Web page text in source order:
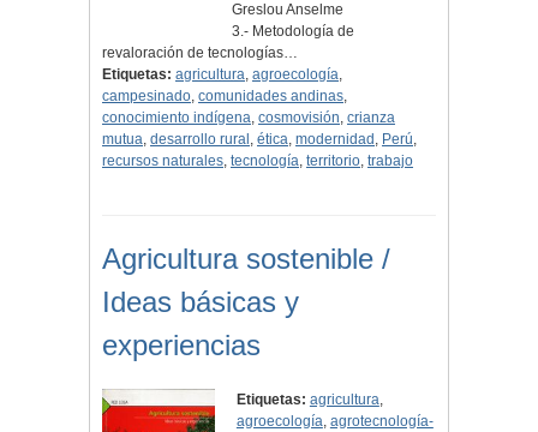
Greslou Anselme
3.- Metodología de
revaloración de tecnologías…
Etiquetas: agricultura, agroecología,
campesinado, comunidades andinas,
conocimiento indígena, cosmovisión, crianza
mutua, desarrollo rural , ética, modernidad , Perú,
recursos naturales, tecnología, territorio, trabajo
Agricultura sostenible /
Ideas básicas y
experiencias
Etiquetas: agricultura,
agroecología, agrotecnología-